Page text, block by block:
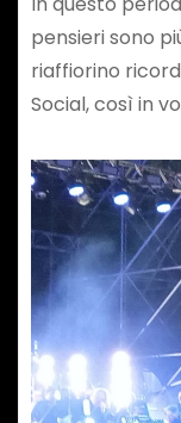
pensieri sono
riaffiorino
Social, così in